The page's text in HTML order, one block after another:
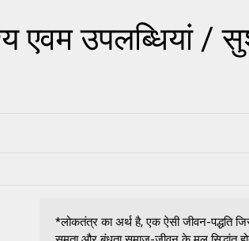
एवम उपलब्धियां /
*लोकतंत्र का अर्थ है, एक ऐसी जीवन-पद्धति